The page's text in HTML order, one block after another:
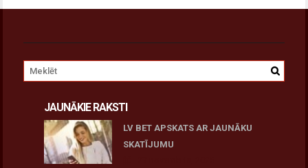
JAUNĀKIE RAKSTI
LV BET APSKATS AR JAUNĀKU
SKATĪJUMU